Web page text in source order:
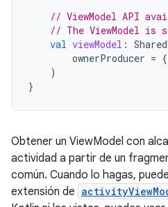
// ViewModel API
// The ViewModel is
val viewModel :
ownerProducer = {
)
}
Obtener un ViewModel con
actividad a partir de un
común. Cuando lo hagas,
extensión de